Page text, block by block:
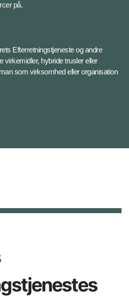
på.
Efterretningstjeneste og andre
virkemidler, hybride trusler eller
som virksomhed eller organisation